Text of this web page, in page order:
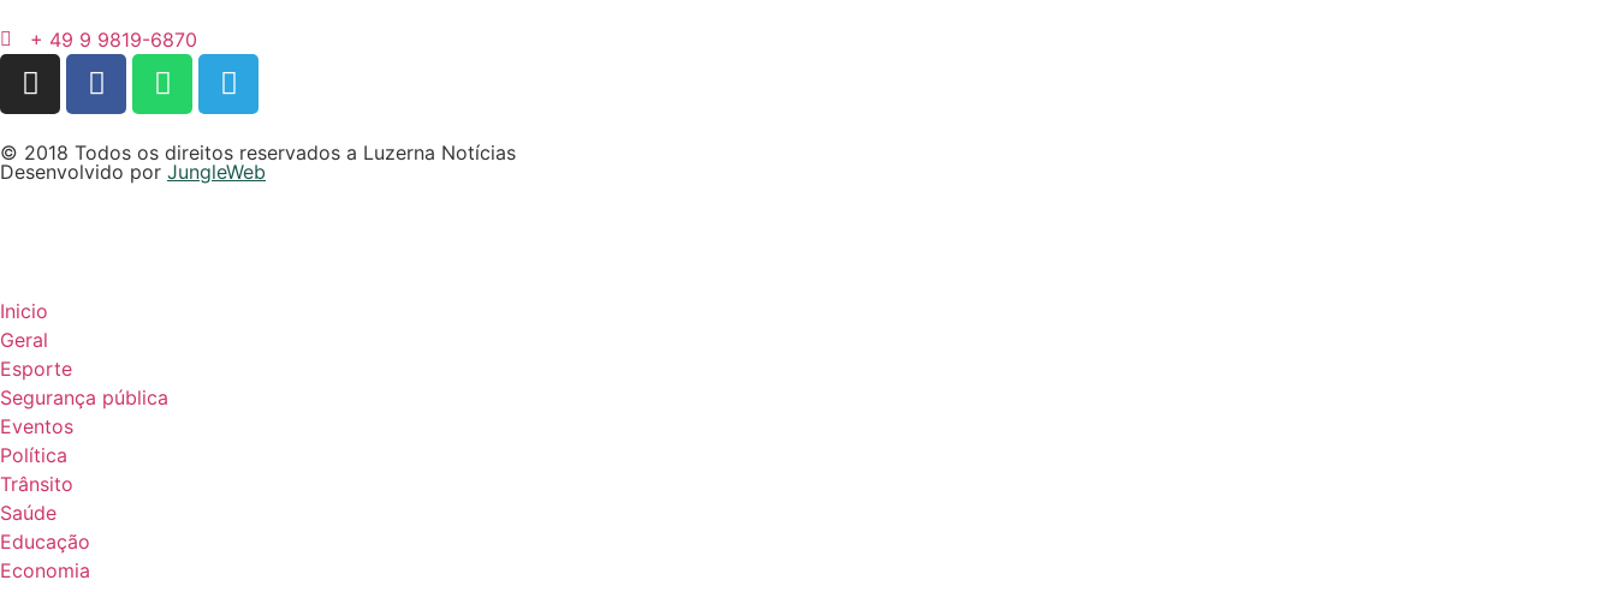
+ 49 9 9819-6870
© 2018 Todos os direitos reservados a Luzerna Notícias
Desenvolvido por JungleWeb
Inicio
Geral
Esporte
Segurança pública
Eventos
Política
Trânsito
Saúde
Educação
Economia